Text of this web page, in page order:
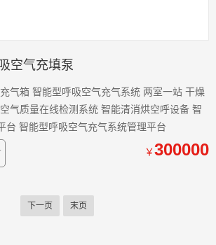
空气充填泵
智能型呼吸空气充气系统 两室一站 干燥
能型APP一体化充气平台 智能型呼吸空气充气系统管理平台
￥300000
下一页 末页